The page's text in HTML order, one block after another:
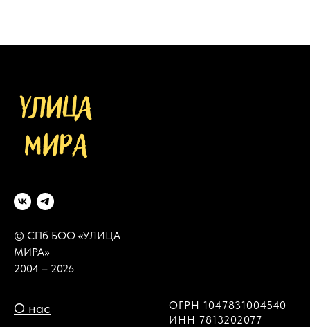
© СПб БОО «УЛИЦА
МИРА»
2004 – 2026
О нас
ОГРН 1047831004540
ИНН 7813202077